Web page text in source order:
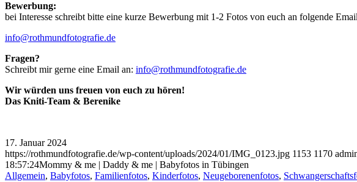
Bewerbung:
bei Interesse schreibt bitte eine kurze Bewerbung mit 1-2 Fotos von euch an folgende
info@rothmundfotografie.de
Fragen?
Schreibt mir gerne eine Email an: info@rothmundfotografie.de
Wir würden uns freuen von euch zu hören!
Das Kniti-Team & Berenike
17. Januar 2024
https://rothmundfotografie.de/wp-content/uploads/2024/01/IMG_0123.jpg 1153 1170
18:57:24Mommy & me | Daddy & me | Babyfotos in Tübingen
Allgemein, Babyfotos, Familienfotos, Kinderfotos, Neugeborenenfotos,